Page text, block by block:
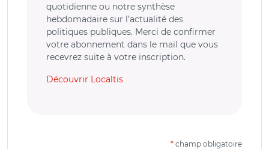
quotidienne ou notre synthèse
hebdomadaire sur l’actualité des
politiques publiques. Merci de confirmer
votre abonnement dans le mail que vous
recevrez suite à votre inscription.
Découvrir Localtis
* champ obligatoire